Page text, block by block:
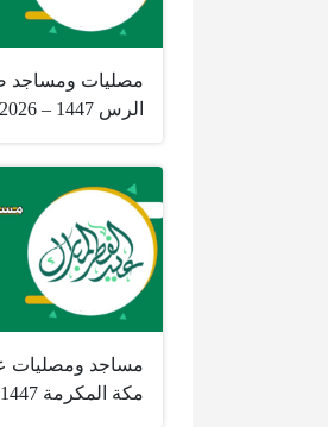
مصليات ومساجد
الرس 1447 – 2026
مساجد ومصليات
مكة المكرمة 1447 – 2026